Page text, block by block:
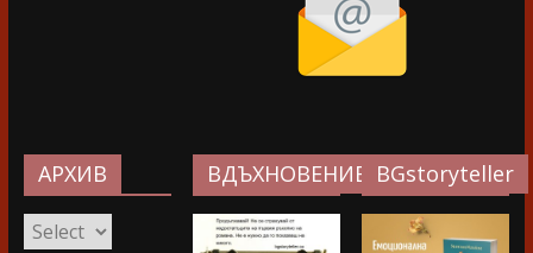
АРХИВ
АРХИВ
ВДЪХНОВЕНИЕ…BGstoryteller